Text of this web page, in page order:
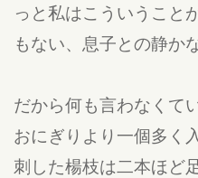
っと私はこういうこと
もない、息子との静か
だから何も言わなくて
おにぎりより一個多く
刺した楊枝は二本ほど